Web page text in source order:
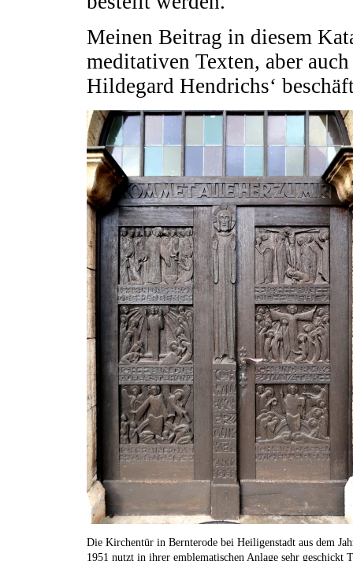
Meinen Beitrag in diesem
meditativen Texten, aber
Hildegard Hendrichs‘
Die Kirchentür in Bernterode bei Heiligenstadt aus dem
1951 nutzt in ihrer emblematischen Anlage sehr geschickt